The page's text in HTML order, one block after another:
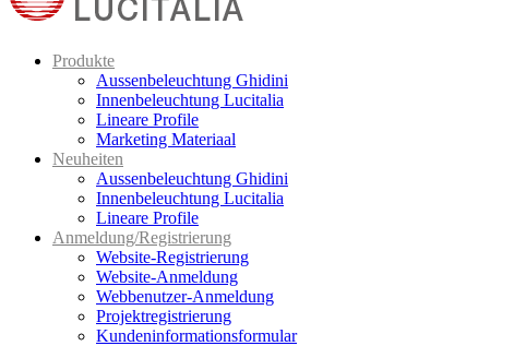
Produkte
Aussenbeleuchtung Ghidini
Innenbeleuchtung Lucitalia
Lineare Profile
Marketing Materiaal
Neuheiten
Aussenbeleuchtung Ghidini
Innenbeleuchtung Lucitalia
Lineare Profile
Anmeldung/Registrierung
Website-Registrierung
Website-Anmeldung
Webbenutzer-Anmeldung
Projektregistrierung
Kundeninformationsformular